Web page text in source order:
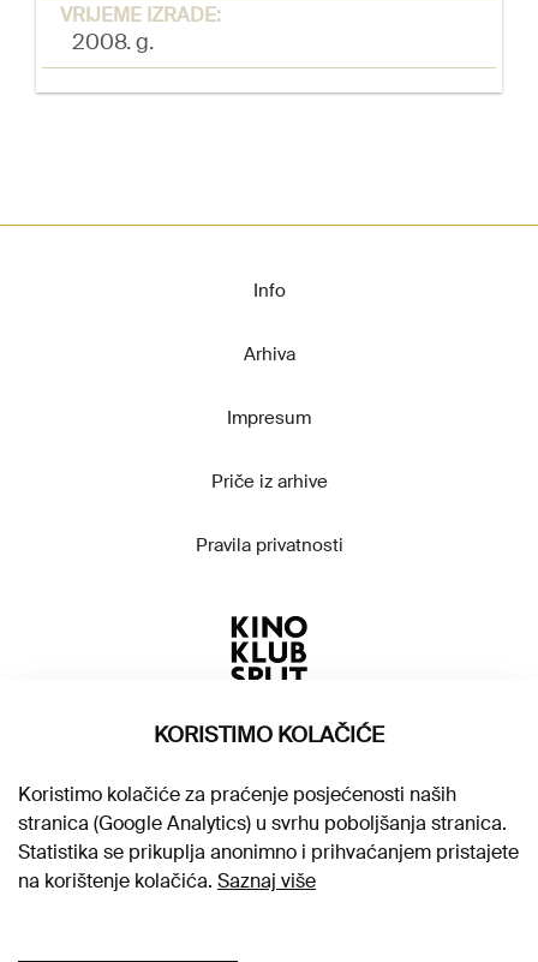
VRIJEME IZRADE:
2008. g.
Info
Arhiva
Impresum
Priče iz arhive
Pravila privatnosti
KORISTIMO KOLAČIĆE
Koristimo kolačiće za praćenje posjećenosti naših
stranica (Google Analytics) u svrhu poboljšanja stranica.
Statistika se prikuplja anonimno i prihvaćanjem pristajete
na korištenje kolačića. Saznaj više